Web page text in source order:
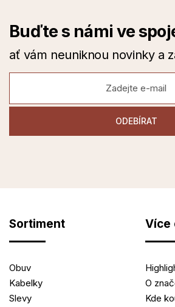
Buďte s námi ve
ať vám neuniknou novinky a
Sortiment
Obuv
Kabelky
Slevy
Více
O
Kde